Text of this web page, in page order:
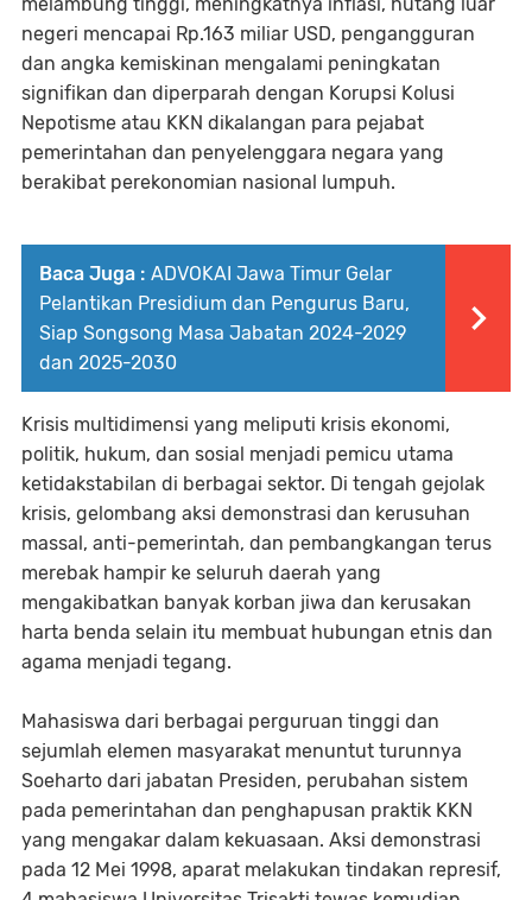
negeri mencapai Rp.163 miliar USD, pengangguran
dan angka kemiskinan mengalami peningkatan
signifikan dan diperparah dengan Korupsi Kolusi
Nepotisme atau KKN dikalangan para pejabat
pemerintahan dan penyelenggara negara yang
berakibat perekonomian nasional lumpuh.
Baca Juga : ADVOKAI Jawa Timur Gelar
Pelantikan Presidium dan Pengurus Baru,
Siap Songsong Masa Jabatan 2024-2029
dan 2025-2030
Krisis multidimensi yang meliputi krisis ekonomi,
politik, hukum, dan sosial menjadi pemicu utama
ketidakstabilan di berbagai sektor. Di tengah gejolak
krisis, gelombang aksi demonstrasi dan kerusuhan
massal, anti-pemerintah, dan pembangkangan terus
merebak hampir ke seluruh daerah yang
mengakibatkan banyak korban jiwa dan kerusakan
harta benda selain itu membuat hubungan etnis dan
agama menjadi tegang.
Mahasiswa dari berbagai perguruan tinggi dan
sejumlah elemen masyarakat menuntut turunnya
Soeharto dari jabatan Presiden, perubahan sistem
pada pemerintahan dan penghapusan praktik KKN
yang mengakar dalam kekuasaan. Aksi demonstrasi
pada 12 Mei 1998, aparat melakukan tindakan represif,